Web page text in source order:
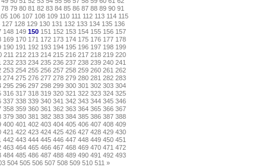
78 79 80 81 82 83 84 85 86 87 88 89 90 91
106 107 108 109 110 111 112 113 114 115
127 128 129 130 131 132 133 134 135 136
148 149 150 151 152 153 154 155 156 157
169 170 171 172 173 174 175 176 177 178
190 191 192 193 194 195 196 197 198 199
211 212 213 214 215 216 217 218 219 220
232 233 234 235 236 237 238 239 240 241
253 254 255 256 257 258 259 260 261 262
274 275 276 277 278 279 280 281 282 283
295 296 297 298 299 300 301 302 303 304
316 317 318 319 320 321 322 323 324 325
337 338 339 340 341 342 343 344 345 346
358 359 360 361 362 363 364 365 366 367
379 380 381 382 383 384 385 386 387 388
400 401 402 403 404 405 406 407 408 409
421 422 423 424 425 426 427 428 429 430
442 443 444 445 446 447 448 449 450 451
463 464 465 466 467 468 469 470 471 472
484 485 486 487 488 489 490 491 492 493
504 505 506 507 508 509 510 511 »